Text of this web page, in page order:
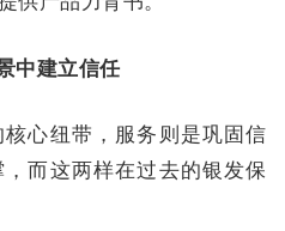
中建立信任
心纽带，服务则是巩固信
而这两样在过去的银发保